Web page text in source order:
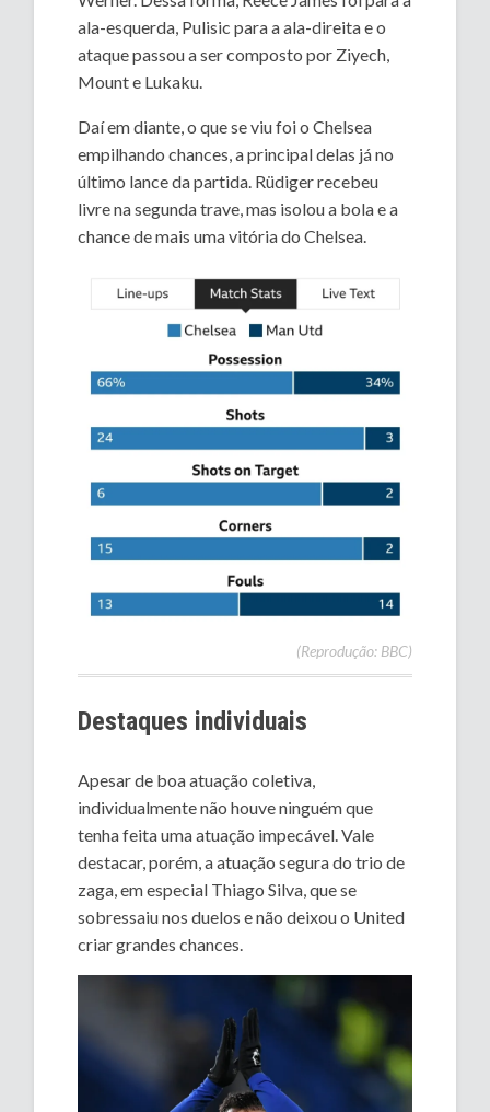
ala-esquerda, Pulisic para a ala-direita e o
ataque passou a ser composto por Ziyech,
Mount e Lukaku.
Daí em diante, o que se viu foi o Chelsea
empilhando chances, a principal delas já no
último lance da partida. Rüdiger recebeu
livre na segunda trave, mas isolou a bola e a
chance de mais uma vitória do Chelsea.
(Reprodução: BBC)
Destaques individuais
Apesar de boa atuação coletiva,
individualmente não houve ninguém que
tenha feita uma atuação impecável. Vale
destacar, porém, a atuação segura do trio de
zaga, em especial Thiago Silva, que se
sobressaiu nos duelos e não deixou o United
criar grandes chances.